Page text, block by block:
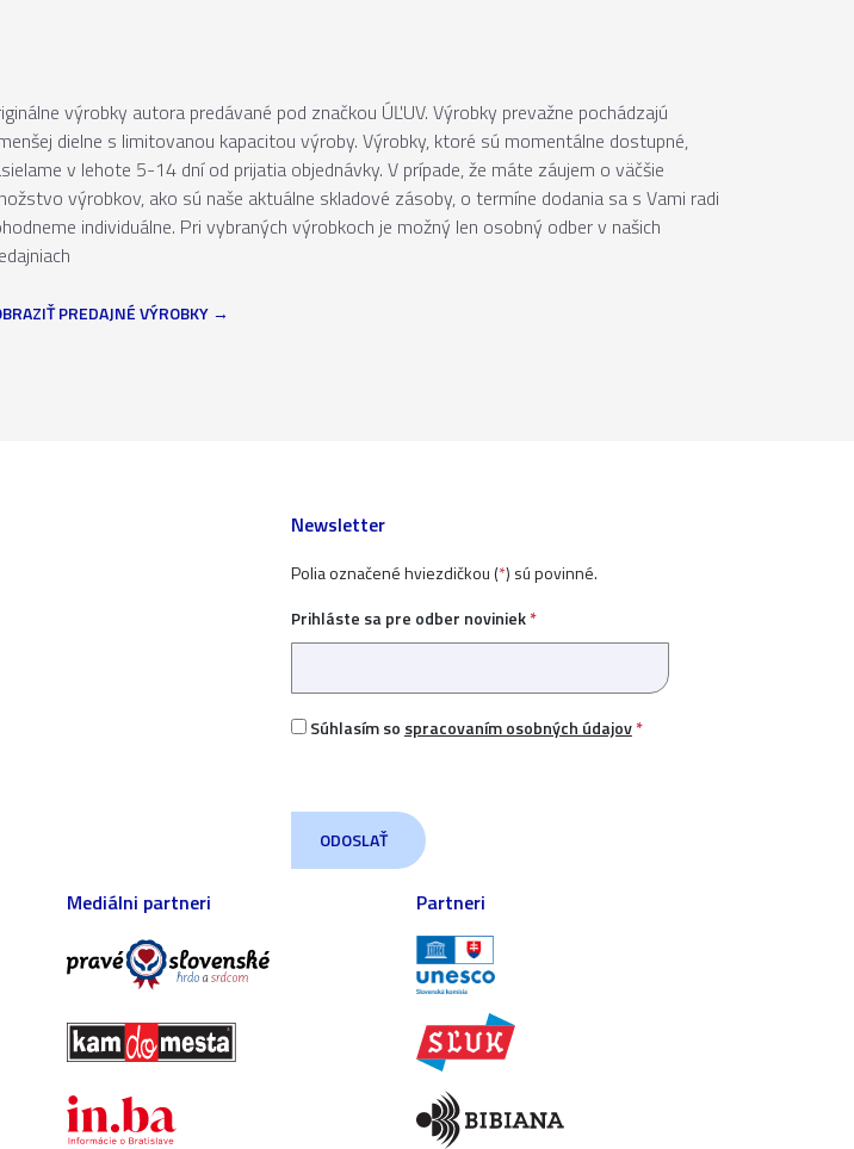
výrobky autora predávané pod značkou ÚĽUV. Výrobky prevažne pochádzajú
dielne s limitovanou kapacitou výroby. Výrobky, ktoré sú momentálne dostupné,
v lehote 5-14 dní od prijatia objednávky. V prípade, že máte záujem o väčšie
výrobkov, ako sú naše aktuálne skladové zásoby, o termíne dodania sa s Vami radi
individuálne. Pri vybraných výrobkoch je možný len osobný odber v našich
PREDAJNÉ VÝROBKY
Newsletter
Polia označené hviezdičkou (*) sú povinné.
Prihláste sa pre odber noviniek*
Súhlasím so spracovaním osobných údajov*
Mediálni partneri Partneri